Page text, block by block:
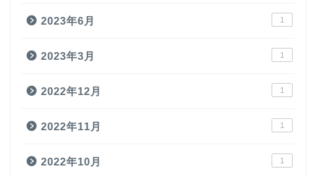
2023年6月 1
2023年3月 1
2022年12月 1
2022年11月 1
2022年10月 1